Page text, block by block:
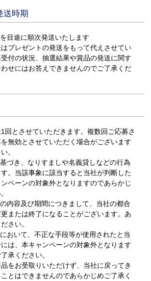
送時期
目途に順次発送いたします
プレゼントの発送をもって代えさせてい
付の状況、抽選結果や賞品の発送に関す
せにはお答えできませんのでご了承くだ
回とさせていただきます。複数回ご応募さ
無効とさせていただく場合がございます
。
づき、なりすましや名義貸しなどの行為
。当該事象に該当すると当社が判断した
ペーンの対象外となりますのであらかじ
内容及び期間につきまして、当社の都合
または終了になることがございます。あ
さい。
おいて、不正な手段等が使用されたと当
は、本キャンペーンの対象外となります
承ください。
をお受取りいただけず、当社に戻ってき
とはできませんのであらかじめご了承く